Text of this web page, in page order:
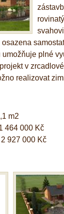
plné
v
realizovat
m2
464 000 Kč
927 000 Kč